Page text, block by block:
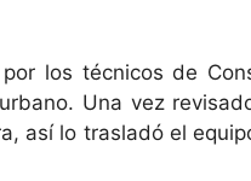
los técnicos de
Una vez
así lo trasladó el